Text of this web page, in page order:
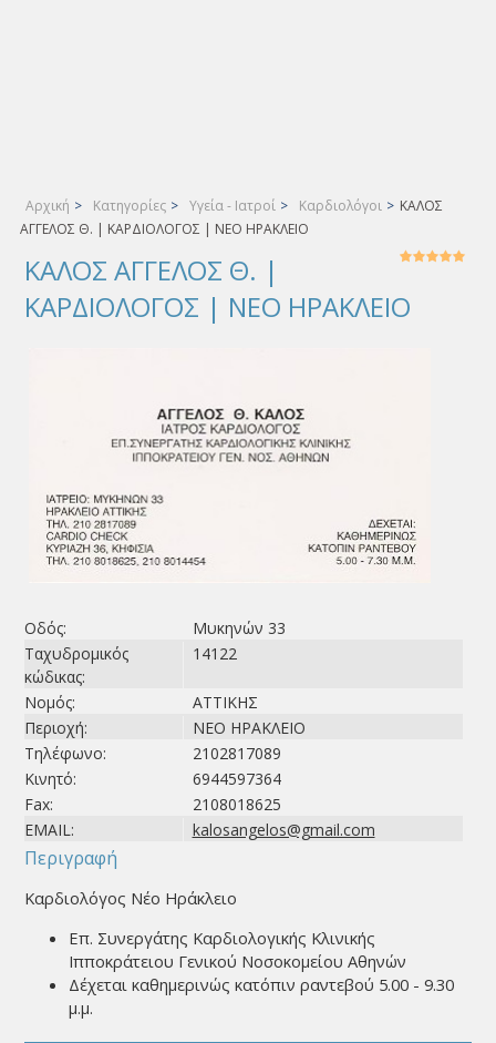
Αρχική > Κατηγορίες > Υγεία - Ιατροί > Καρδιολόγοι > ΚΑΛΟΣ
ΑΓΓΕΛΟΣ Θ. | ΚΑΡΔΙΟΛΟΓΟΣ | ΝΕΟ ΗΡΑΚΛΕΙΟ
ΚΑΛΟΣ ΑΓΓΕΛΟΣ Θ. |
ΚΑΡΔΙΟΛΟΓΟΣ | ΝΕΟ ΗΡΑΚΛΕΙΟ
Οδός:
Μυκηνών 33
Ταχυδρομικός
κώδικας:
14122
Νομός:
ΑΤΤΙΚΗΣ
Περιοχή:
ΝΕΟ ΗΡΑΚΛΕΙΟ
Τηλέφωνο:
2102817089
Κινητό:
6944597364
Fax:
2108018625
EMAIL:
kalosangelos@gmail.com
Περιγραφή
Καρδιολόγος Νέο Ηράκλειο
Επ. Συνεργάτης Καρδιολογικής Κλινικής
Ιπποκράτειου Γενικού Νοσοκομείου Αθηνών
Δέχεται καθημερινώς κατόπιν ραντεβού 5.00 - 9.30
μ.μ.